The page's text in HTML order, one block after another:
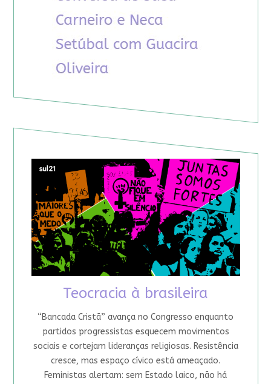
Teocracia à brasileira
“Bancada Cristã” avança no Congresso enquanto
partidos progressistas esquecem movimentos
sociais e cortejam lideranças religiosas. Resistência
cresce, mas espaço cívico está ameaçado.
Feministas alertam: sem Estado laico, não há